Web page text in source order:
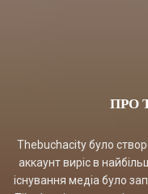
ПРО
Thebuchacity було
аккаунт виріс в
існування медіа було